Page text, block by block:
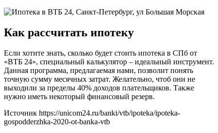
Как рассчитать ипотеку
Если хотите знать, сколько будет стоить ипотека в СПб от
«ВТБ 24», специальный калькулятор – идеальный инструмент.
Данная программа, предлагаемая нами, позволит понять
точную сумму месячных затрат. Желательно, чтоб они не
выходили за пределы 40% доходов плательщиков. Также
нужно иметь некоторый финансовый резерв.
Источник https://unicom24.ru/banki/vtb/ipoteka/ipoteka-
gospodderzhka-2020-ot-banka-vtb